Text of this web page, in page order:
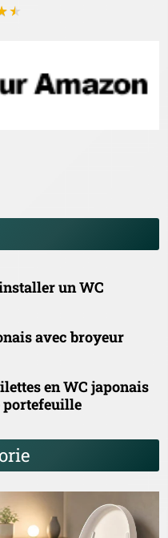
★
un WC
avec broyeur
en WC japonais
portefeuille